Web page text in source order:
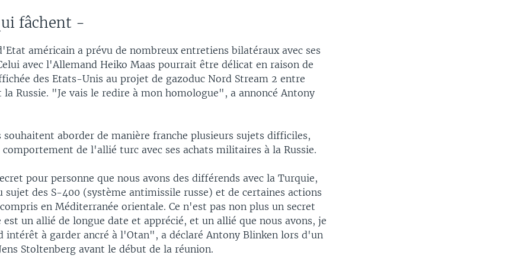
fâchent -
américain a prévu de nombreux entretiens bilatéraux avec ses
avec l'Allemand Heiko Maas pourrait être délicat en raison de
des Etats-Unis au projet de gazoduc Nord Stream 2 entre
Russie. "Je vais le redire à mon homologue", a annoncé Antony
souhaitent aborder de manière franche plusieurs sujets difficiles,
de l'allié turc avec ses achats militaires à la Russie.
pour personne que nous avons des différends avec la Turquie,
sujet des S-400 (système antimissile russe) et de certaines actions
en Méditerranée orientale. Ce n'est pas non plus un secret
est un allié de longue date et apprécié, et un allié que nous avons, je
intérêt à garder ancré à l'Otan", a déclaré Antony Blinken lors d'un
Stoltenberg avant le début de la réunion.